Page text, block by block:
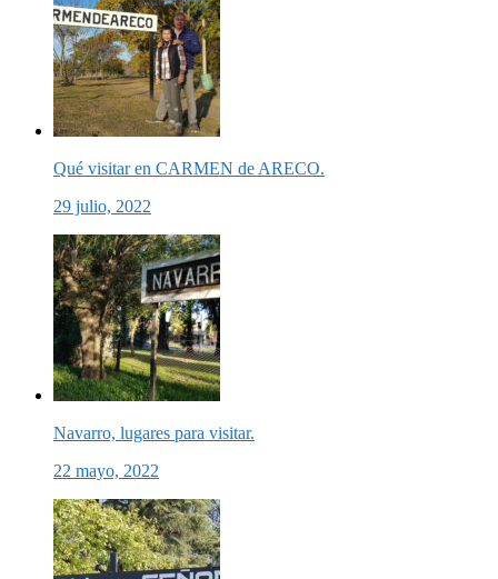
Qué visitar en CARMEN de ARECO.
29 julio, 2022
Navarro, lugares para visitar.
22 mayo, 2022